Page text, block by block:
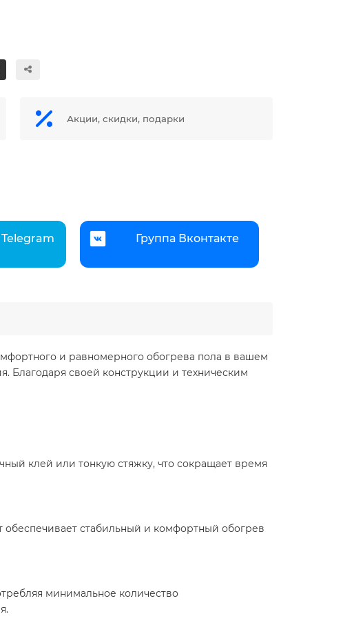
Акции, скидки, подарки
Группа Вконтакте
и равномерного обогрева пола в вашем
Благодаря своей конструкции и техническим
клей или тонкую стяжку, что сокращает время
обеспечивает стабильный и комфортный обогрев
минимальное количество